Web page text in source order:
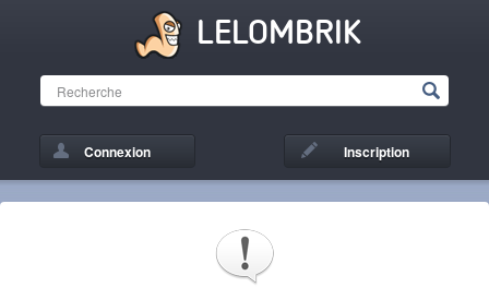
LELOMBRIK
Connexion Inscription